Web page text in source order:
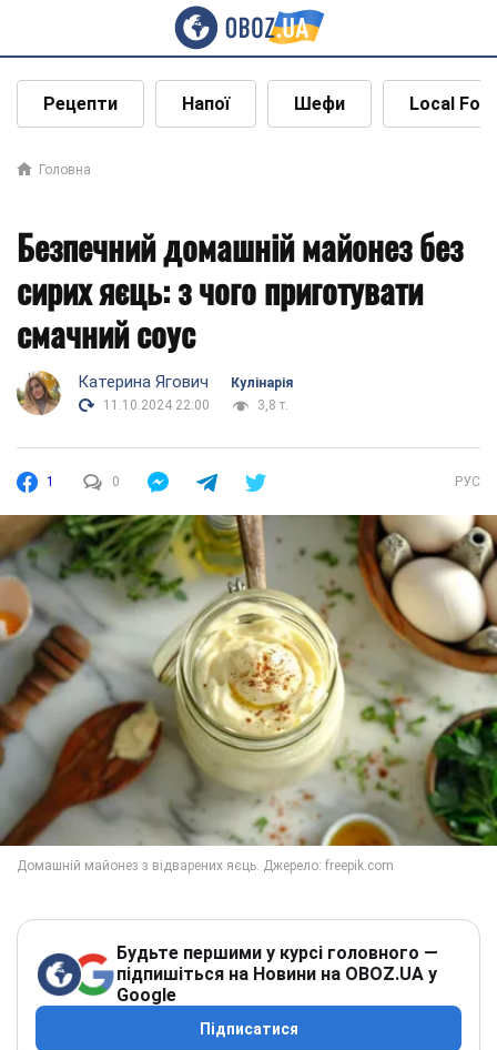
Рецепти Напої Шефи Local
Головна
Безпечний домашній майонез без
сирих яєць: з чого приготувати
смачний соус
Катерина Ягович
Кулінарія
11.10.2024 22:00
3,8 т.
1 0 РУС
Будьте першими у курсі головного —
підпишіться на Новини на OBOZ.UA у
Google
Підписатися